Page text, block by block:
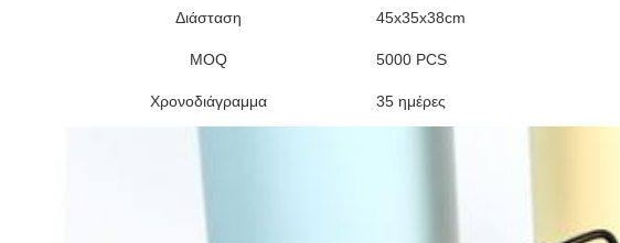
Διάσταση 45x35x38cm
MOQ 5000 PCS
Χρονοδιάγραμμα 35 ημέρες